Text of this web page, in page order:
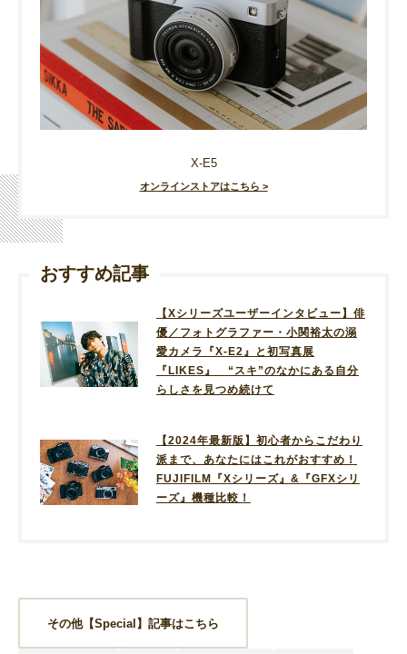
X-E5
オンラインストアはこちら >
おすすめ記事
【Xシリーズユーザーインタビュー】俳
優／フォトグラファー・小関裕太の溺
愛カメラ『X-E2』と初写真展
『LIKES』 “スキ”のなかにある自分
らしさを見つめ続けて
【2024年最新版】初心者からこだわり
派まで、あなたにはこれがおすすめ！
FUJIFILM『Xシリーズ』&『GFXシリ
ーズ』機種比較！
その他【Special】記事はこちら